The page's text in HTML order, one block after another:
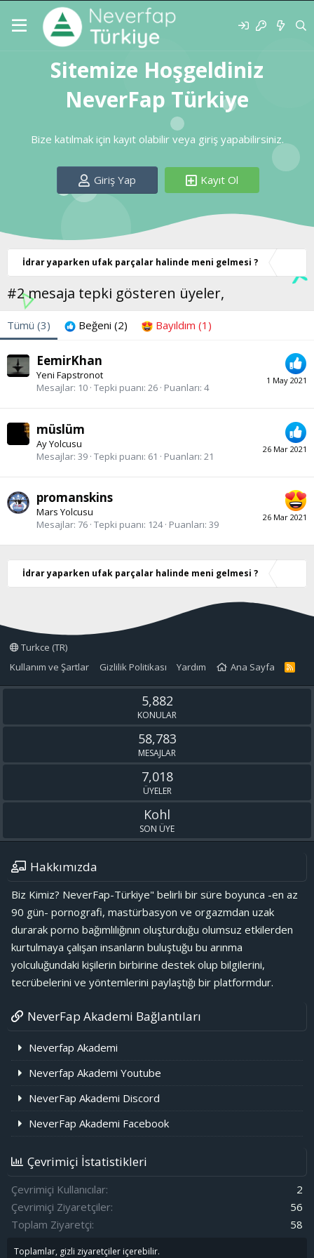
Sitemize Hoşgeldiniz
NeverFap Türkiye
Bize katılmak için kayıt olabilir veya giriş yapabilirsiniz.
Giriş Yap Kayıt Ol
İdrar yaparken ufak parçalar halinde meni gelmesi ?
#2 mesaja tepki gösteren üyeler,
Tümü (3) Beğeni (2) Bayıldım (1)
1 May 2021
EemirKhan
Yeni Fapstronot
Mesajlar 10 Tepki puanı 26 Puanları 4
26 Mar 2021
müslüm
Ay Yolcusu
Mesajlar 39 Tepki puanı 61 Puanları 21
26 Mar 2021
promanskins
Mars Yolcusu
Mesajlar 76 Tepki puanı 124 Puanları 39
İdrar yaparken ufak parçalar halinde meni gelmesi ?
Turkce (TR)
Kullanım ve Şartlar
Gizlilik Politikası Yardım Ana Sayfa
R
S
5,882
KONULAR
58,783
MESAJLAR
7,018
ÜYELER
Kohl
SON ÜYE
Hakkımızda
Biz Kimiz? NeverFap-Türkiye" belirli bir süre boyunca -en az
90 gün- pornografi, mastürbasyon ve orgazmdan uzak
durarak porno bağımlılığının oluşturduğu olumsuz etkilerden
kurtulmaya çalışan insanların buluştuğu bu arınma
yolculuğundaki kişilerin birbirine destek olup bilgilerini,
tecrübelerini ve yöntemlerini paylaştığı bir platformdur.
NeverFap Akademi Bağlantıları
Neverfap Akademi
Neverfap Akademi Youtube
NeverFap Akademi Discord
NeverFap Akademi Facebook
Çevrimiçi İstatistikleri
Çevrimiçi Kullanıcılar
2
Çevrimiçi Ziyaretçiler
56
Toplam Ziyaretçi
58
Toplamlar, gizli ziyaretçiler içerebilir.